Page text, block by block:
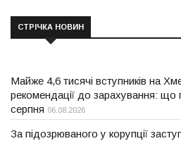
СТРІЧКА НОВИН
Майже 4,6 тисячі вступників на
рекомендації до зарахування: що
серпня 06.08.2026
За підозрюваного у корупції